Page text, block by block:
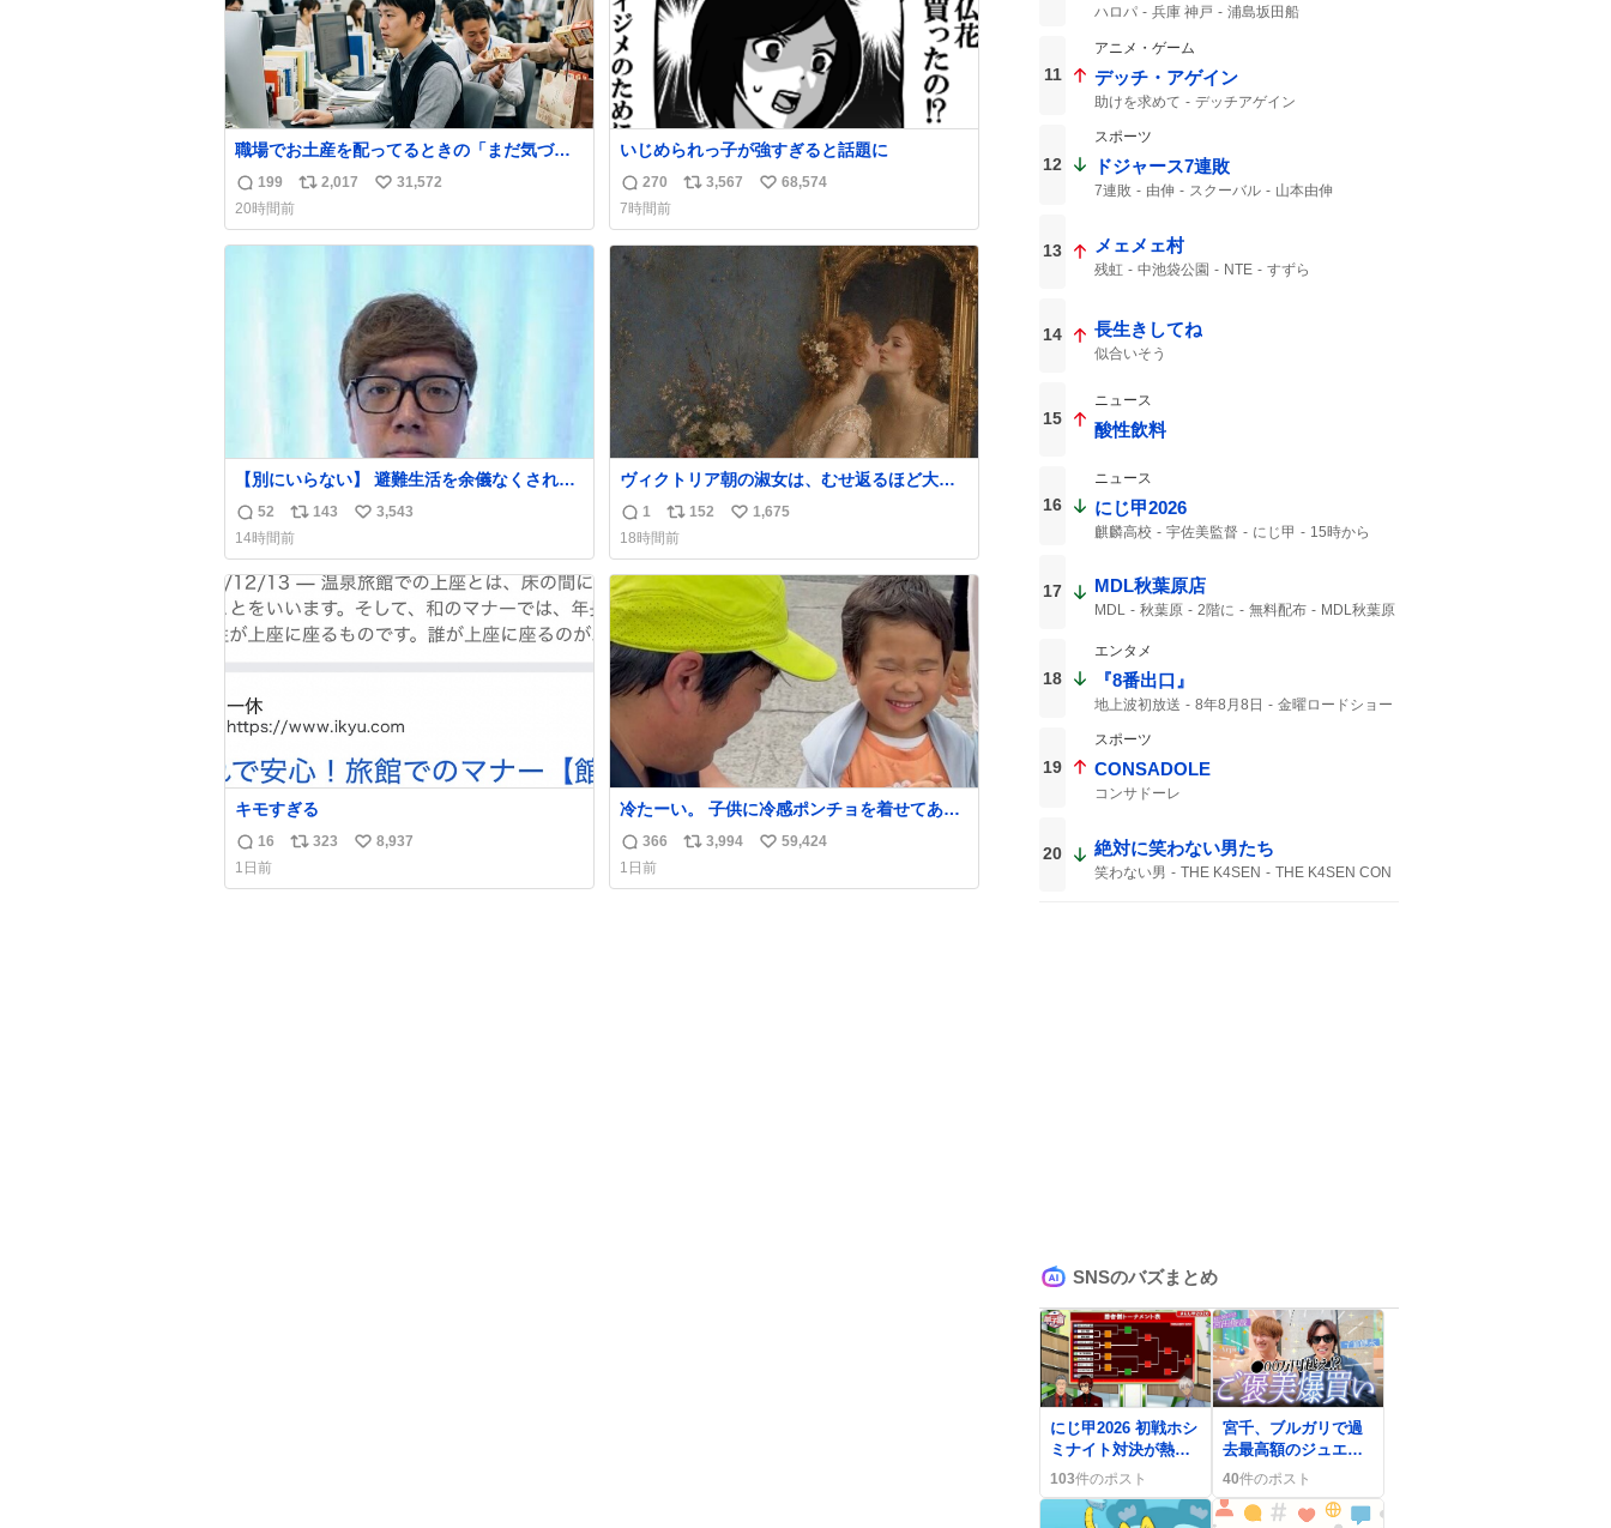
職場でお土産を配ってるときの「まだ気づい
てませんよ」的な演技が毎回シンドい。
返
信
数
199
リ
ス
2,017
い
ね
31,572
20時間前
いじめられっ子が強すぎると話題に
返
信
数
270
リ
ス
3,567
い
ね
68,574
7時間前
【別にいらない】 避難生活を余儀なくされて
いる子どもたちのためにヒカキンボックス
1000個を寄付させていただきました
返
信
数
52
リ
ポ
ス
ト
数
143
い
ね
数
3,543
14時間前
ヴィクトリア朝の淑女は、むせ返るほど大量
の香水を身につけるものではないとされてい
た。それでも香水は、髪や肌の手入れと同じ
くらい、ヴィクトリア朝の女性達の美容習慣
に欠かせないものだった。 当時の香水は、現
在私たちが知る香水よりも単純な組成で、そ
の大部分は薔薇、菫、ベルガモット、
返
信
数
1
リ
ポ
ス
ト
数
152
い
ね
1,675
18時間前
キモすぎる
返
信
16
リ
323
い
8,937
1日前
冷たーい。 子供に冷感ポンチョを着せてあげ
たら大はしゃぎで喜んでくれました。 こんな
素敵な代物を提供してくれた山口県の恩師に
感謝。
返
信
366
リ
3,994
い
59,424
1日前
ハロパ 兵庫 神戸 浦島坂田船
11
アニメ・ゲーム
デッチ・アゲイン
助けを求めて
デッチアゲイン
たんプリ
12
スポーツ
ドジャース7連敗
7連敗 由伸 スクーバル
山本由伸
13 メェメェ村
残虹 中池袋公園 NTE すずら
14 長生きしてね
似合いそう
15
ニュース
酸性飲料
16
ニュース
にじ甲2026
麒麟高校 宇佐美監督 にじ甲
15時から
17 MDL秋葉原店
MDL 秋葉原 2階に 無料配布 MDL秋葉原
18
エンタメ
『8番出口』
地上波初放送 8年8月8日
金曜ロードショー
19
スポーツ
CONSADOLE
コンサドーレ
20 絶対に笑わない男たち
笑わない男 THE K4SEN
THE K4SEN CON
SNSのバズまとめ
にじ甲2026 初戦ホシ
ミナイト対決が熱す
ぎるとファンが歓喜
103件のポスト
宮千、ブルガリで過
去最高額のジュエリ
ー高額購入にファン
歓喜が話題に
40件のポスト